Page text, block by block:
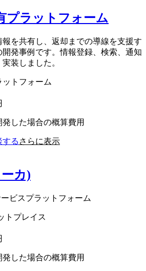
プラットフォーム
を共有し、返却までの導線を支援す
発事例です。情報登録、検索、通知
装しました。
トフォーム
した場合の概算費用
する さらに表示
カ)
ビスプラットフォーム
トプレイス
した場合の概算費用